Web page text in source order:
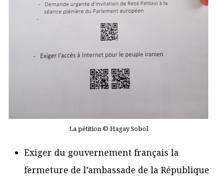
La pétition © Hagay Sobol
Exiger du gouvernement français la
fermeture de l’ambassade de la République